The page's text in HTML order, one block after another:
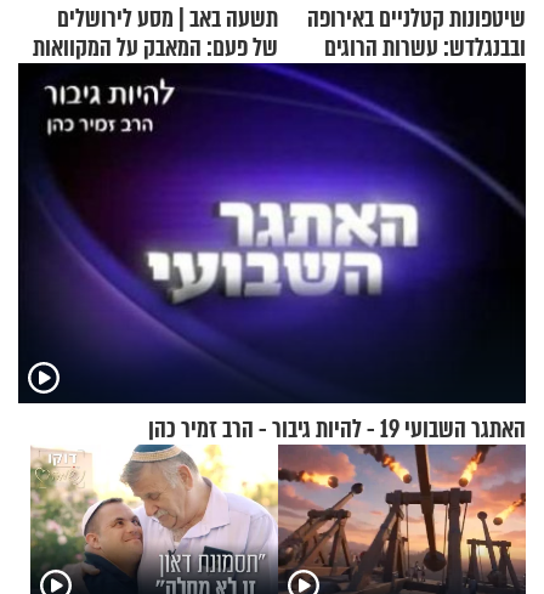
שיטפונות קטלניים באירופה
ובבנגלדש: עשרות הרוגים
תשעה באב | מסע לירושלים
של פעם: המאבק על המקוואות
האתגר השבועי 19 - להיות גיבור - הרב זמיר כהן